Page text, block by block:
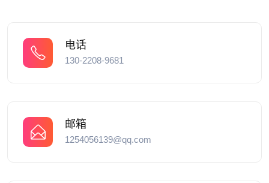
电话
130-2208-9681
邮箱
1254056139@qq.com